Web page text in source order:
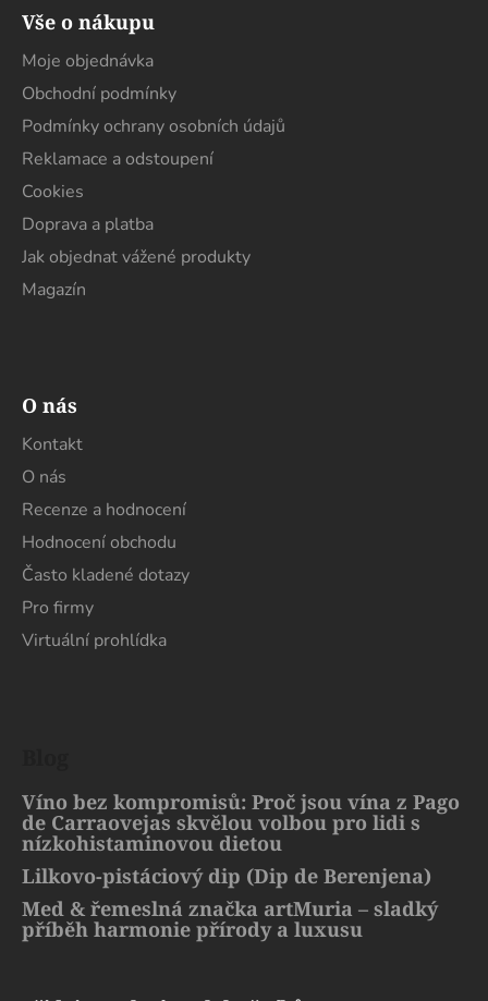
Vše o nákupu
Moje objednávka
Obchodní podmínky
Podmínky ochrany osobních údajů
Reklamace a odstoupení
Cookies
Doprava a platba
Jak objednat vážené produkty
Magazín
O nás
Kontakt
O nás
Recenze a hodnocení
Hodnocení obchodu
Často kladené dotazy
Pro firmy
Virtuální prohlídka
Víno bez kompromisů: Proč jsou vína z Pago
de Carraovejas skvělou volbou pro lidi s
nízkohistaminovou dietou
Lilkovo-pistáciový dip (Dip de Berenjena)
Med & řemeslná značka artMuria – sladký
příběh harmonie přírody a luxusu